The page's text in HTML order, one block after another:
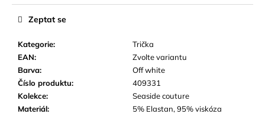
Kategorie:
Trička
EAN:
Zvolte variantu
Barva:
Off white
Číslo produktu:
409331
Kolekce:
Seaside couture
Materiál:
5% Elastan, 95% viskóza
Zeptat se
m
e